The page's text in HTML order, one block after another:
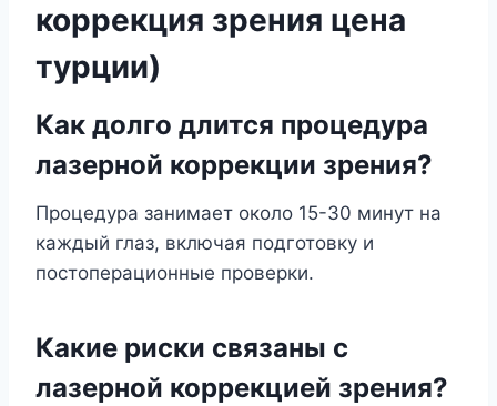
коррекция зрения цена
турции)
Как долго длится процедура
лазерной коррекции зрения?
Процедура занимает около 15-30 минут на
каждый глаз, включая подготовку и
постоперационные проверки.
Какие риски связаны с
лазерной коррекцией зрения?